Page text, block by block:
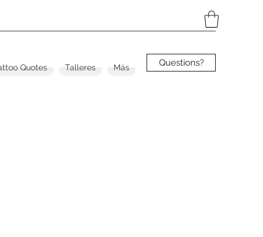
Quotes Talleres Más Questions?